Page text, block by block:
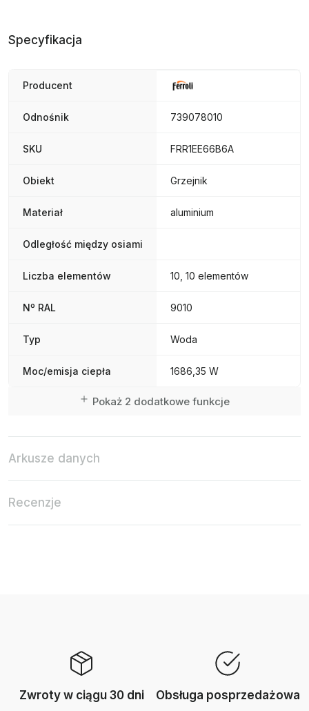
Specyfikacja
Producent
Odnośnik 739078010
SKU FRR1EE66B6A
Obiekt Grzejnik
Materiał aluminium
Odległość między osiami
Liczba elementów 10, 10 elementów
Nº RAL 9010
Typ Woda
Moc/emisja ciepła 1686,35 W
Pokaż 2 dodatkowe funkcje
Arkusze danych
Recenzje
Zwroty w ciągu 30 dni Obsługa posprzedażowa